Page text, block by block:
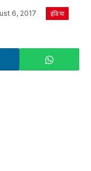
6, 2017 इंडिया